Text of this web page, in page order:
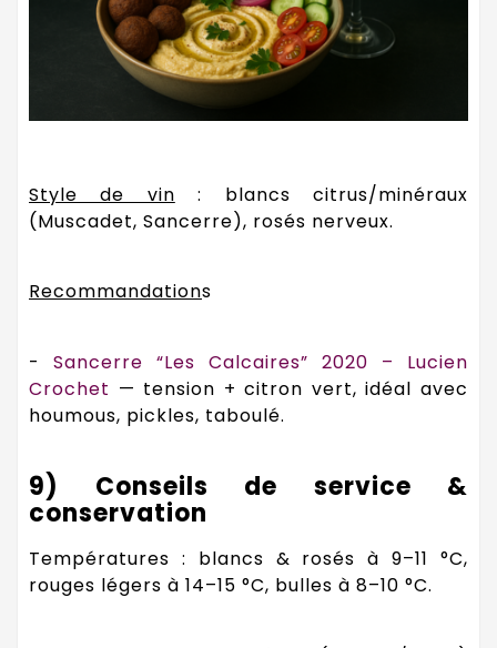
Style de vin : blancs citrus/minéraux
(Muscadet, Sancerre), rosés nerveux.
Recommandations
- Sancerre “Les Calcaires” 2020 – Lucien
Crochet — tension + citron vert, idéal avec
houmous, pickles, taboulé.
9) Conseils de service &
conservation
Températures : blancs & rosés à 9–11 °C,
rouges légers à 14–15 °C, bulles à 8–10 °C.